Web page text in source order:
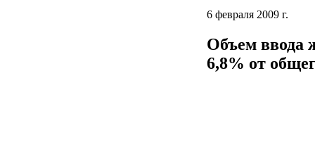
6 февраля 2009 г.
Объем ввода
6,8% от